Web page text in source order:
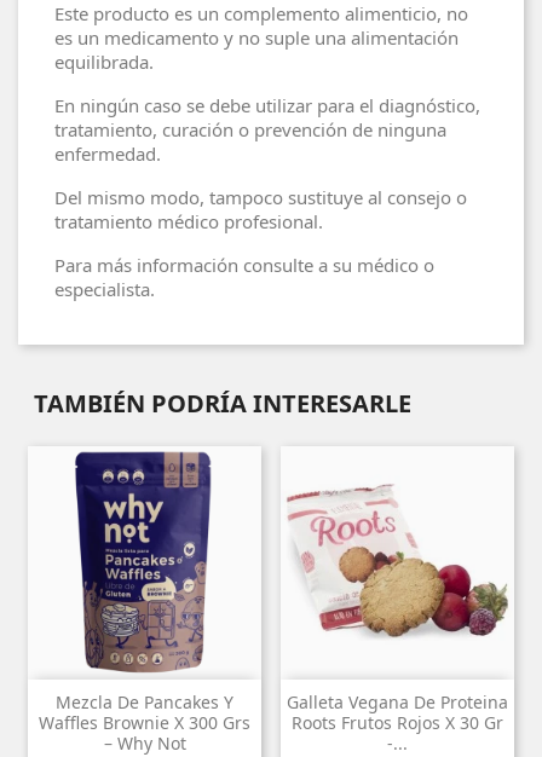
Este producto es un complemento alimenticio, no
es un medicamento y no suple una alimentación
equilibrada.
En ningún caso se debe utilizar para el diagnóstico,
tratamiento, curación o prevención de ninguna
enfermedad.
Del mismo modo, tampoco sustituye al consejo o
tratamiento médico profesional.
Para más información consulte a su médico o
especialista.
TAMBIÉN PODRÍA INTERESARLE
Mezcla De Pancakes Y
Waffles Brownie X 300 Grs
– Why Not
Galleta Vegana De Proteina
Roots Frutos Rojos X 30 Gr
-...